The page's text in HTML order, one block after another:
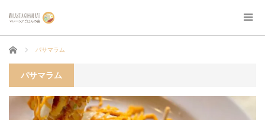
ホーム パサマラム
パサマラム